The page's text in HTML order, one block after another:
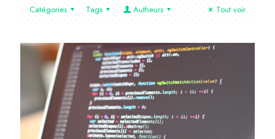
Catégories Tags Autheurs Tout voir